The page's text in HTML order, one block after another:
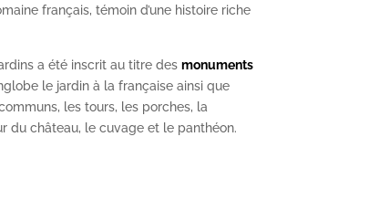
français, témoin d’une histoire riche
a été inscrit au titre des monuments
le jardin à la française ainsi que
les tours, les porches, la
du château, le cuvage et le panthéon.